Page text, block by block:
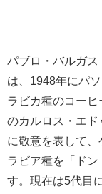
パブロ・バルガス
は、1948年にパ
ラビカ種のコー
のカルロス・エ
に敬意を表して
ラビア種を「ド
す。現在は5代目